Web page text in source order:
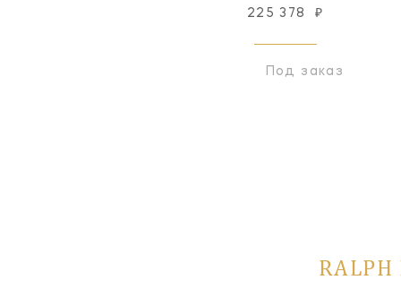
225 378 ₽
Под заказ
RALPH